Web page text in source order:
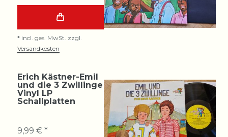
* incl. ges. MwSt. zzgl.
Versandkosten
Erich Kästner-Emil
und die 3 Zwillinge
Vinyl LP
Schallplatten
9,99 € *